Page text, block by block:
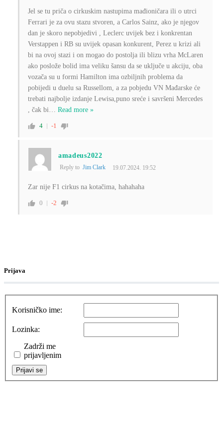
Jel se tu priča o cirkuskim nastupima mađioničara ili o utrci
Ferrari je za ovu stazu stvoren, a Carlos Sainz, ako je njegov
dan je skoro nepobjedivi , Leclerc uvijek bez i konkrentan
Verstappen i RB su uvijek opasan konkurent, Perez u krizi ali
bi na ovoj stazi i on mogao do postolja ili blizu vrha McLaren
ako poslože bolid ima veliku šansu da se uključe u akciju, oba
vozača su u formi Hamilton ima ozbiljnih problema da
pobijedi u duelu sa Russellom, a za pobjedu VN Mađarske će
trebati najbolje izdanje Lewisa,puno sreće i savršeni Mercedes
, čak bi… Read more »
4 -1
amadeus2022
Reply to Jim Clark 19.07.2024. 19:52
Zar nije F1 cirkus na kotačima, hahahaha
0 -2
Prijava
Korisničko ime:
Lozinka:
Zadrži me
prijavljenim
Prijavi se